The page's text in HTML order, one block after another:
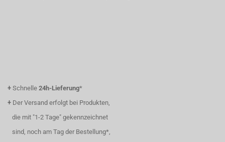
+ Schnelle 24h-Lieferung*
+ Der Versand erfolgt bei Produkten,
die mit "1-2 Tage" gekennzeichnet
sind, noch am Tag der Bestellung*,